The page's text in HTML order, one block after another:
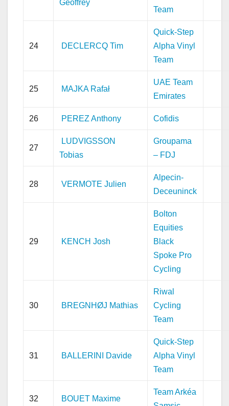
Geoffrey
Team
24 DECLERCQ Tim
Quick-Step
Alpha Vinyl
Team
25 MAJKA Rafał
UAE Team
Emirates
26 PEREZ Anthony Cofidis
27
LUDVIGSSON
Tobias
Groupama
– FDJ
28 VERMOTE Julien
Alpecin-
Deceuninck
29 KENCH Josh
Bolton
Equities
Black
Spoke Pro
Cycling
30 BREGNHØJ Mathias
Riwal
Cycling
Team
31 BALLERINI Davide
Quick-Step
Alpha Vinyl
Team
32 BOUET Maxime
Team Arkéa